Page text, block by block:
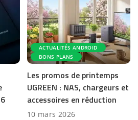
ACTUALITÉS ANDROID
BONS PLANS
Les promos de printemps
UGREEN : NAS, chargeurs et
accessoires en réduction
10 mars 2026